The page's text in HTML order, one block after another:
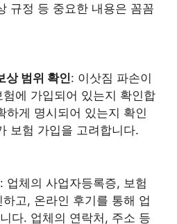
규정 등 중요한 내용은 꼼꼼
상 범위 확인: 이삿짐 파손이
에 가입되어 있는지 확인합
하게 명시되어 있는지 확인
보험 가입을 고려합니다.
: 업체의 사업자등록증, 보험
고, 온라인 후기를 통해 업
다. 업체의 연락처, 주소 등